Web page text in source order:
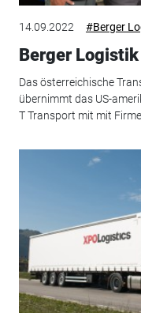
14.09.2022 #Berger
Berger
Das österreichische
übernimmt das US-
T Transport mit mit